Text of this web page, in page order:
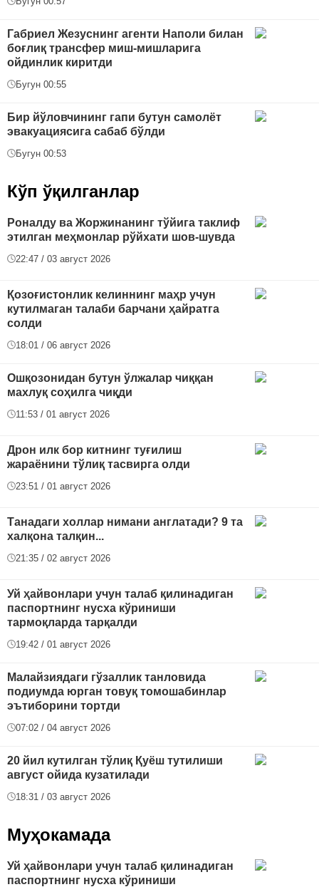
Габриел Жезуснинг агенти Наполи билан
боғлиқ трансфер миш-мишларига
ойдинлик киритди
Бугун 00:55
Бир йўловчининг гапи бутун самолёт
эвакуациясига сабаб бўлди
Бугун 00:53
Кўп ўқилганлар
Роналду ва Жоржинанинг тўйига таклиф
этилган меҳмонлар рўйхати шов-шувда
22:47 / 03 август 2026
Қозоғистонлик келиннинг маҳр учун
кутилмаган талаби барчани ҳайратга
солди
18:01 / 06 август 2026
Ошқозонидан бутун ўлжалар чиққан
махлуқ соҳилга чиқди
11:53 / 01 август 2026
Дрон илк бор китнинг туғилиш
жараёнини тўлиқ тасвирга олди
23:51 / 01 август 2026
Танадаги холлар нимани англатади? 9 та
халқона талқин...
21:35 / 02 август 2026
Уй ҳайвонлари учун талаб қилинадиган
паспортнинг нусха кўриниши
тармоқларда тарқалди
19:42 / 01 август 2026
Малайзиядаги гўзаллик танловида
подиумда юрган товуқ томошабинлар
эътиборини тортди
07:02 / 04 август 2026
20 йил кутилган тўлиқ Қуёш тутилиши
август ойида кузатилади
18:31 / 03 август 2026
Муҳокамада
Уй ҳайвонлари учун талаб қилинадиган
паспортнинг нусха кўриниши